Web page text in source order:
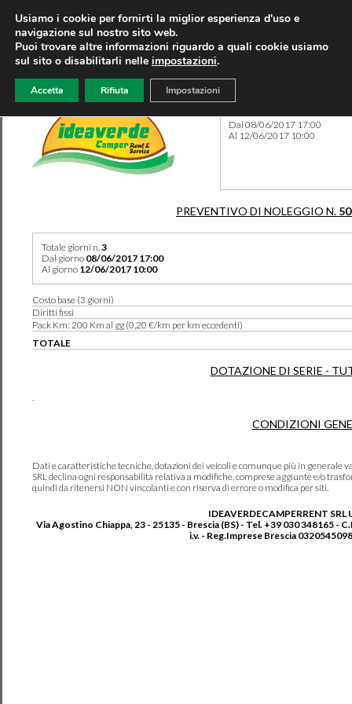
Dal 08/06/2017 17:00
Al 12/06/2017 10:00
PREVENTIVO DI NOLEGGIO N.
Totale giorni n.3
Dal giorno 08/06/2017 17:00
Al giorno 12/06/2017 10:00
Costo base (3 giorni)
Diritti fissi
Pack Km: 200 Km al gg (0,20 €/km per km eccedenti)
TOTALE
DOTAZIONE DI SERIE -
.
CONDIZIONI
Dati e caratteristiche tecniche, dotazioni dei veicoli e comunque più in generale
SRL declina ogni responsabilità relativa a modifiche, comprese aggiunte e/o
quindi da ritenersi NON vincolanti e con riserva di errore o modifica per siti.
IDEAVERDECAMPERRENT SRL
Via Agostino Chiappa, 23 - 25135 - Brescia (BS) - Tel. +39 030 348165 -
i.v. - Reg.Imprese Brescia
Usiamo i cookie per fornirti la miglior esperienza d'uso e
navigazione sul nostro sito web.
Puoi trovare altre informazioni riguardo a quali cookie usiamo
sul sito o disabilitarli nelle impostazioni.
Accetta Rifiuta Impostazioni